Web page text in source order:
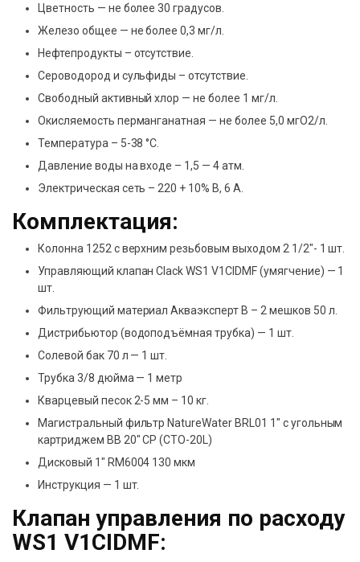
Цветность — не более 30 градусов.
Железо общее — не более 0,3 мг/л.
Нефтепродукты – отсутствие.
Сероводород и сульфиды – отсутствие.
Свободный активный хлор — не более 1 мг/л.
Окисляемость перманганатная — не более 5,0 мгО2/л.
Температура – 5-38 °C.
Давление воды на входе – 1,5 — 4 атм.
Электрическая сеть – 220 + 10% В, 6 А.
Комплектация:
Колонна 1252 с верхним резьбовым выходом 2 1/2″- 1 шт.
Управляющий клапан Clack WS1 V1CIDMF (умягчение) — 1
шт.
Фильтрующий материал Акваэксперт B – 2 мешков 50 л.
Дистрибьютор (водоподъёмная трубка) — 1 шт.
Солевой бак 70 л — 1 шт.
Трубка 3/8 дюйма — 1 метр
Кварцевый песок 2-5 мм – 10 кг.
Магистральный фильтр NatureWater BRL01 1″ с угольным
картриджем BB 20″ CP (CTO-20L)
Дисковый 1″ RM6004 130 мкм
Инструкция — 1 шт.
Клапан управления по расходу
WS1 V1CIDMF: